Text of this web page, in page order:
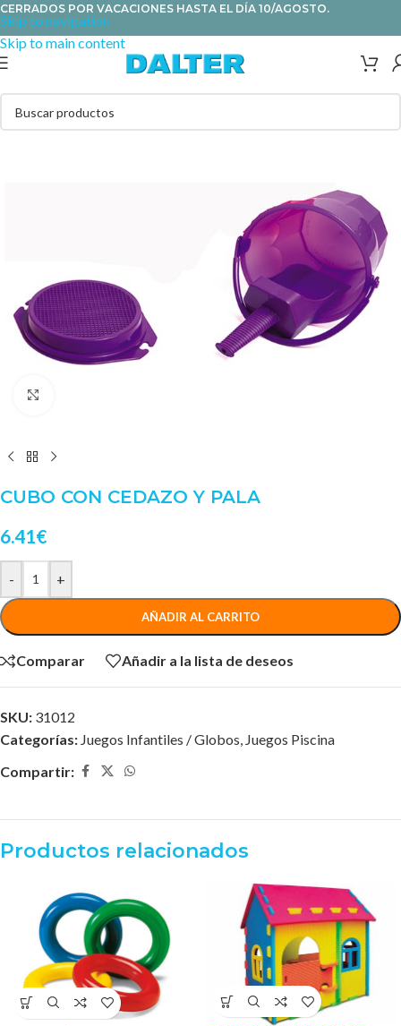
Skip to navigation
Skip to main content
CERRADOS POR VACACIONES HASTA EL DÍA 10/AGOSTO.
CUBO CON CEDAZO Y PALA
6.41€
- +
AÑADIR AL CARRITO
Comparar Añadir a la lista de deseos
SKU: 31012
Categorías: Juegos Infantiles / Globos Juegos Piscina
Compartir:
Productos relacionados